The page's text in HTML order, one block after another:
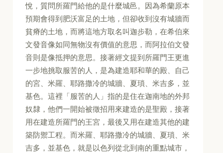
悅，質問所羅門給他的是什麼城邑。因為希蘭原本
預期會得到肥沃富足的土地，但卻收到沒有城牆而
貧瘠的土地，而將這地方取名叫迦步勒，在希伯來
文發音像如同無物沒有價值的意思，而阿拉伯文發
音則是像抵押的意思。接著經文提到所羅門王更進
一步地挑取服苦的人，是為建造耶和華的殿、自己
的宮、米羅、耶路撒冷的城牆、夏瑣、米吉多，並
基色。這裡「服苦的人」指的是住在迦南地的外邦
奴隸，他們一開始被徵招用來建造的是聖殿，接著
用在建造所羅門的王宮，最後又用在建造其他的建
築防禦工程。而米羅、耶路撒冷的城牆、夏瑣、米
吉多，並基色，就是以色列從北到南的重點城市，